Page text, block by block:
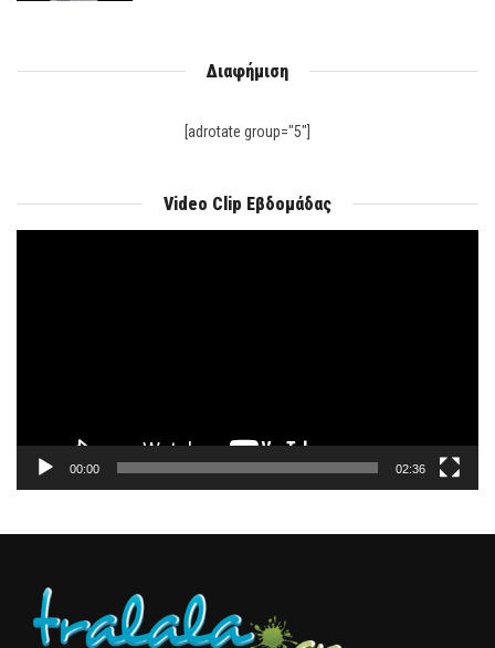
Διαφήμιση
[adrotate group="5"]
Video Clip Εβδομάδας
00:00 02:36